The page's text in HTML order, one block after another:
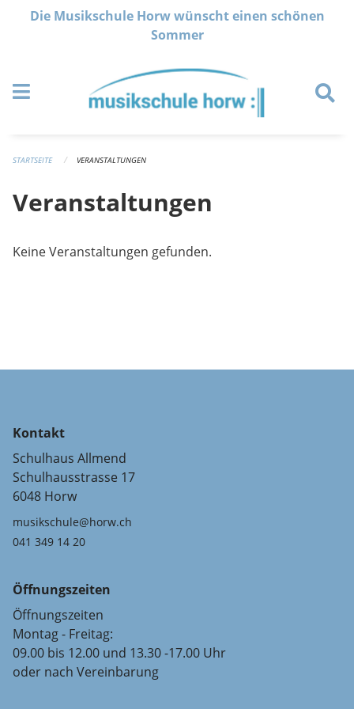
Navigation überspringen
Die Musikschule Horw wünscht einen schönen
Sommer
STARTSEITE VERANSTALTUNGEN
Veranstaltungen
Keine Veranstaltungen gefunden.
Kontakt
Schulhaus Allmend
Schulhausstrasse 17
6048 Horw
musikschule@horw.ch
041 349 14 20
Öffnungszeiten
Öffnungszeiten
Montag - Freitag:
09.00 bis 12.00 und 13.30 -17.00 Uhr
oder nach Vereinbarung